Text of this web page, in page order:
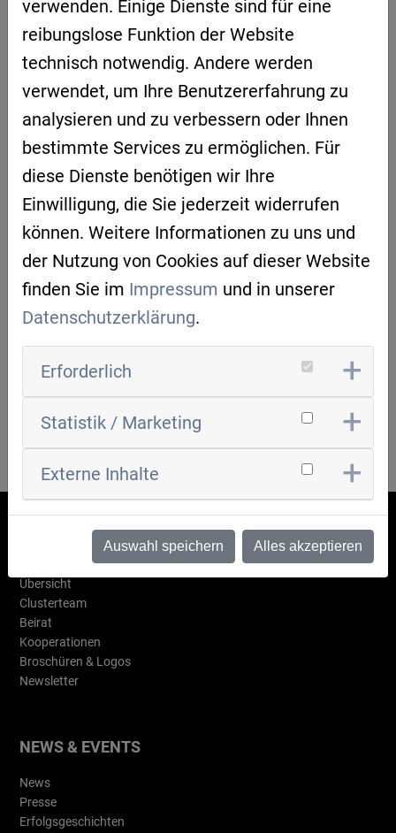
Impulsgeber bei Strategiebildung und
Unternehmensausrichtung.
sensorik-bayern.de
Anschrift
Franz-Mayer-Str. 1
93053 Regensburg
Ansprechpartner
Stefanie Fuchs
+49 941 / 630 916 - 13
WAS IST AIR?
Übersicht
Clusterteam
Beirat
Kooperationen
Broschüren & Logos
Newsletter
NEWS & EVENTS
News
Presse
Erfolgsgeschichten
verwenden. Einige Dienste sind für eine
reibungslose Funktion der Website
technisch notwendig. Andere werden
verwendet, um Ihre Benutzererfahrung zu
analysieren und zu verbessern oder Ihnen
bestimmte Services zu ermöglichen. Für
diese Dienste benötigen wir Ihre
Einwilligung, die Sie jederzeit widerrufen
können. Weitere Informationen zu uns und
der Nutzung von Cookies auf dieser Website
finden Sie im Impressum und in unserer
Datenschutzerklärung.
Erforderlich
Statistik / Marketing
Externe Inhalte
Auswahl speichern Alles akzeptieren